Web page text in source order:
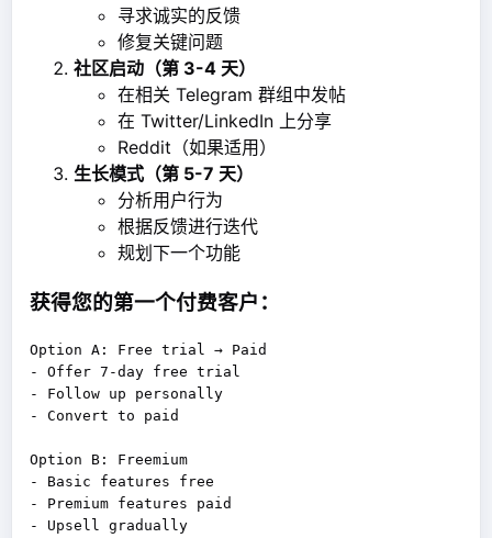
寻求诚实的反馈
修复关键问题
社区启动（第 3-4 天）
在相关 Telegram 群组中发帖
在 Twitter/LinkedIn 上分享
Reddit（如果适用）
生长模式（第 5-7 天）
分析用户行为
根据反馈进行迭代
规划下一个功能
获得您的第一个付费客户：
Option A: Free trial → Paid
- Offer 7-day free trial
- Follow up personally
- Convert to paid
Option B: Freemium
- Basic features free
- Premium features paid
- Upsell gradually